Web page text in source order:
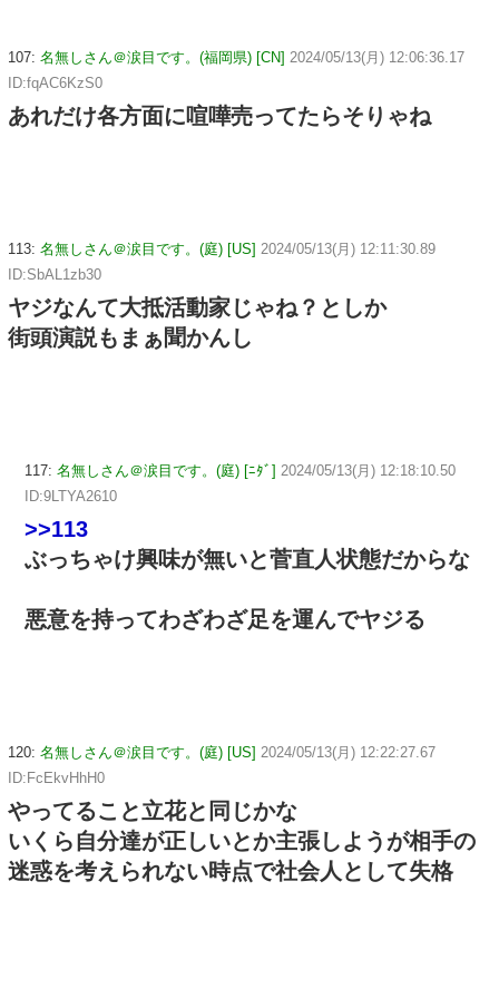
107: 名無しさん＠涙目です。(福岡県) [CN] 2024/05/13(月) 12:06:36.17
ID:fqAC6KzS0
あれだけ各方面に喧嘩売ってたらそりゃね
113: 名無しさん＠涙目です。(庭) [US] 2024/05/13(月) 12:11:30.89
ID:SbAL1zb30
ヤジなんて大抵活動家じゃね？としか
街頭演説もまぁ聞かんし
117: 名無しさん＠涙目です。(庭) [ﾆﾀﾞ] 2024/05/13(月) 12:18:10.50
ID:9LTYA2610
>>113
ぶっちゃけ興味が無いと菅直人状態だからな
悪意を持ってわざわざ足を運んでヤジる
120: 名無しさん＠涙目です。(庭) [US] 2024/05/13(月) 12:22:27.67
ID:FcEkvHhH0
やってること立花と同じかな
いくら自分達が正しいとか主張しようが相手の
迷惑を考えられない時点で社会人として失格